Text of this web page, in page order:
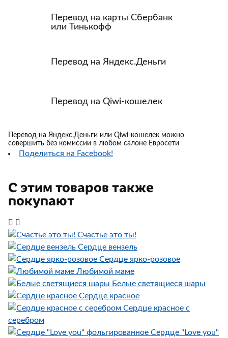
Перевод на карты Сбербанк
или Тинькофф
Перевод на Яндекс.Деньги
Перевод на Qiwi-кошелек
Перевод на Яндекс.Деньги или Qiwi-кошелек можно
совершить без комиссии в любом салоне Евросети
Поделиться на Facebook!
С этим товаров также
покупают
Счастье это ты!
Сердце вензель
Сердце ярко-розовое
Любимой маме
Белые светящиеся шары
Сердце красное
Сердце красное с
серебром
Сердце "Love you"